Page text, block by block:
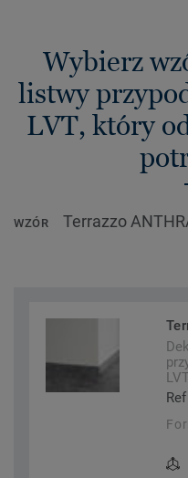
Wybierz
listwy
LVT, który
WZÓR Terrazzo